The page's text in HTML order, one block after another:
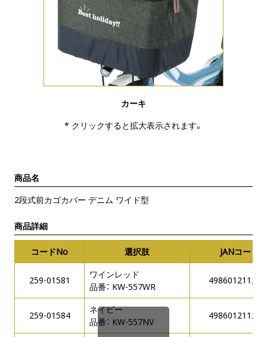
カーキ
* クリックすると拡大表示されます。
商品名
2段式前カゴカバー デニム ワイド型
商品詳細
コードNo 選択肢 JANコード
259-01581
ワインレッド
品番： KW-557WR
259-01584
ネイビー
品番： KW-557NV